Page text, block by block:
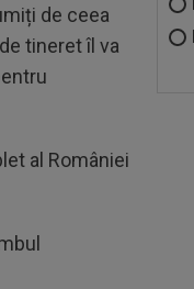
de ceea
tineret îl va
al României